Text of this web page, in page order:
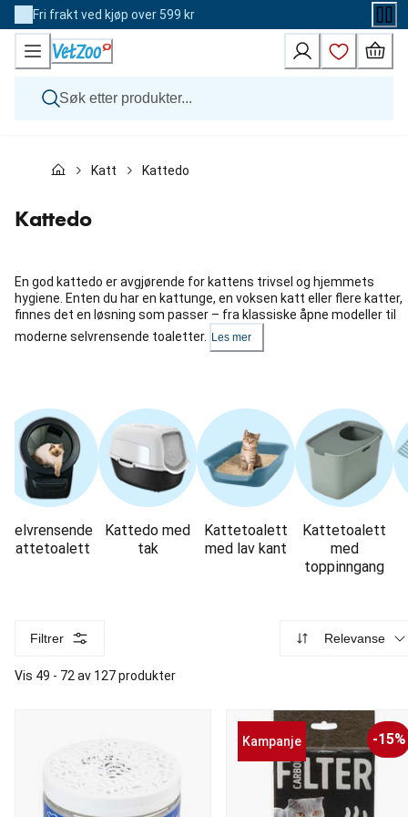
Skip
to
Content
Fri frakt ved kjøp over 599 kr
Katt
Andre dyr
Merker
Katt Kattedo
Kattedo
En god kattedo er avgjørende for kattens trivsel og hjemmets
hygiene. Enten du har en kattunge, en voksen katt eller flere katter,
finnes det en løsning som passer – fra klassiske åpne modeller til
moderne selvrensende toaletter.
Les mer
Hopp
Selvrensende
kattetoalett
Kattedo med
tak
Kattetoalett
med lav kant
Kattetoalett
med
toppinngang
Filtrer Relevanse
Vis 49 - 72 av 127 produkter
Kampanje -15%